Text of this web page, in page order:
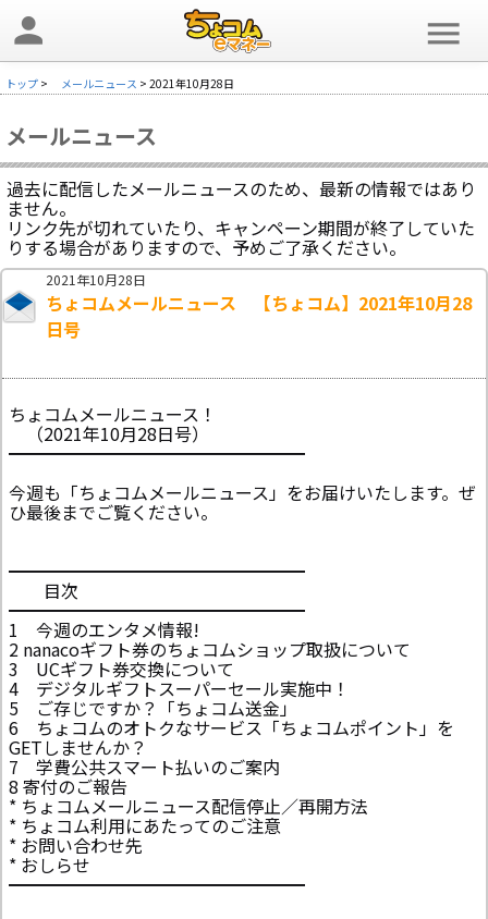
person menu
トップ > メールニュース > 2021年10月28日
メールニュース
過去に配信したメールニュースのため、最新の情報ではあり
ません。
リンク先が切れていたり、キャンペーン期間が終了していた
りする場合がありますので、予めご了承ください。
2021年10月28日
ちょコムメールニュース 【ちょコム】2021年10月28
日号
ちょコムメールニュース！
（2021年10月28日号）
━━━━━━━━━━━━━━━━━
今週も「ちょコムメールニュース」をお届けいたします。ぜ
ひ最後までご覧ください。
━━━━━━━━━━━━━━━━━
目次
━━━━━━━━━━━━━━━━━
1 今週のエンタメ情報!
2 nanacoギフト券のちょコムショップ取扱について
3 UCギフト券交換について
4 デジタルギフトスーパーセール実施中！
5 ご存じですか？「ちょコム送金」
6 ちょコムのオトクなサービス「ちょコムポイント」を
GETしませんか？
7 学費公共スマート払いのご案内
8 寄付のご報告
* ちょコムメールニュース配信停止／再開方法
* ちょコム利用にあたってのご注意
* お問い合わせ先
* おしらせ
━━━━━━━━━━━━━━━━━